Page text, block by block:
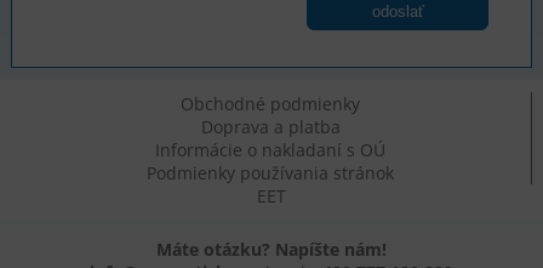
odoslať
Obchodné podmienky
Doprava a platba
Informácie o nakladaní s OÚ
Podmienky používania stránok
EET
Máte otázku? Napíšte nám!